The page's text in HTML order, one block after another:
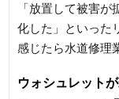
「放置して被害
化した」といった
感じたら水道修理
ウォシュレット